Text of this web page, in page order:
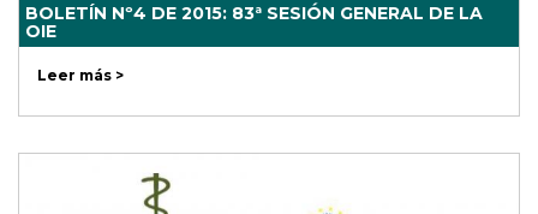
BOLETÍN Nº4 DE 2015: 83ª SESIÓN GENERAL DE LA
OIE
Leer más >